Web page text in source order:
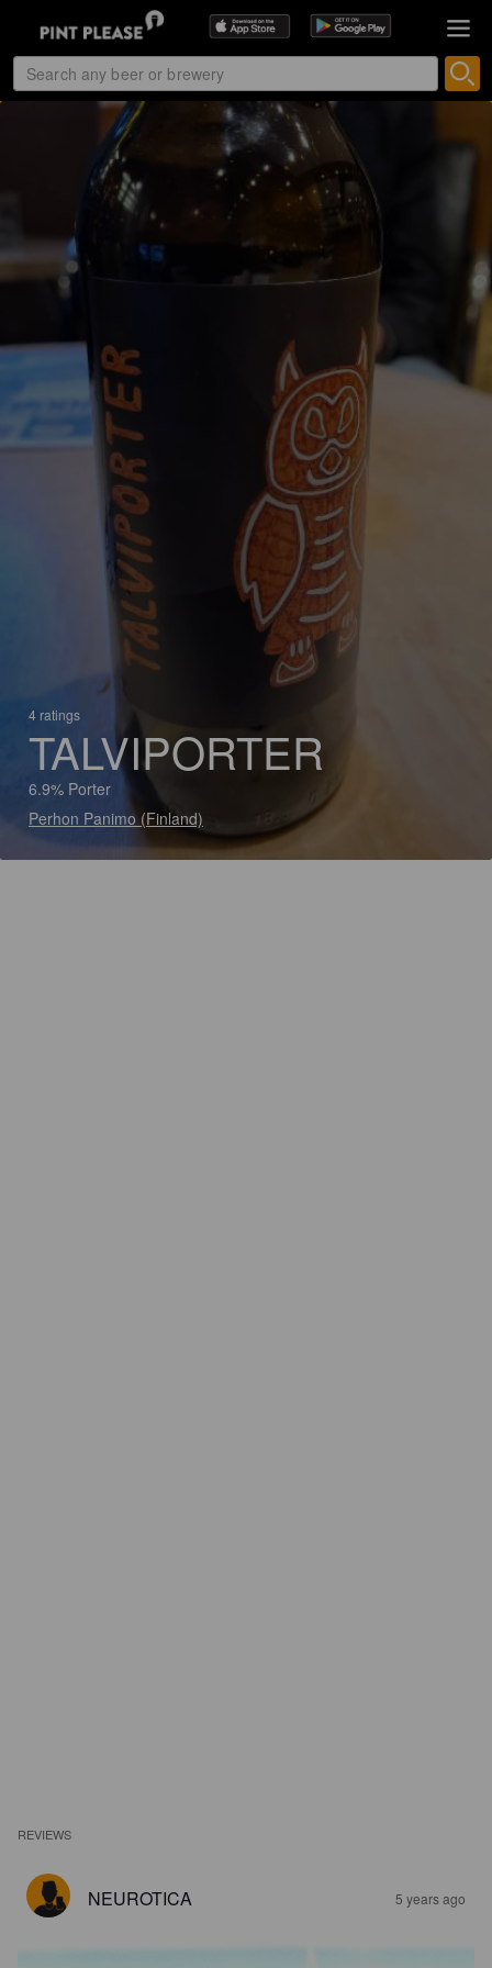
4 ratings
TALVIPORTER
6.9% Porter
Perhon Panimo (Finland)
REVIEWS
NEUROTICA 5 years ago